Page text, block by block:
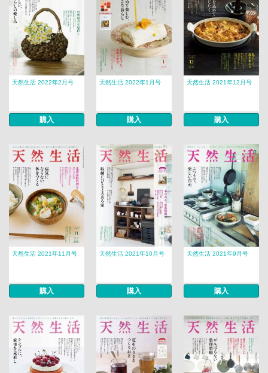
天然生活 2022年2月号
購入
天然生活 2022年1月号
購入
天然生活 2021年12月号
購入
天然生活 2021年11月号
購入
天然生活 2021年10月号
購入
天然生活 2021年9月号
購入